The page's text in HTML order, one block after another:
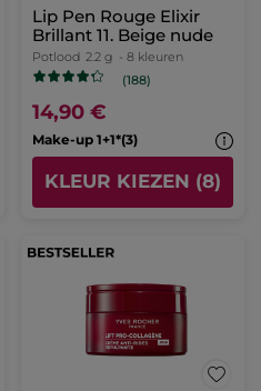
Lip Pen Rouge Elixir
Brillant 11. Beige nude
Potlood 2.2 g - 8 kleuren
(188)
14,90 €
Make-up 1+1*(3)
KLEUR KIEZEN (8)